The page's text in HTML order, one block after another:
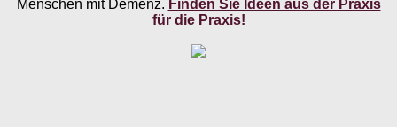
Menschen mit Demenz. Finden Sie Ideen aus der Praxis
für die Praxis!